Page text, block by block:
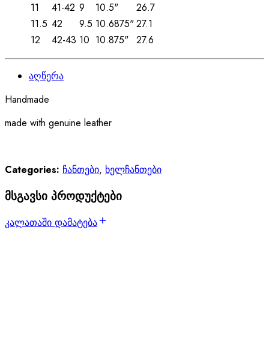
11
41-42 9 10.5"
26.7
11.5 42 9.5 10.6875"27.1
12
42-43 10 10.875" 27.6
აღწერა
Handmade
made with genuine leather
Categories: ჩანთები, ხელჩანთები
მსგავსი პროდუქტები
კალათაში დამატება